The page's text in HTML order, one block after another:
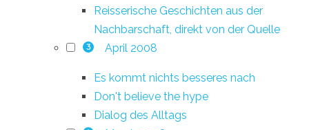
Reisserische Geschichten aus der
Nachbarschaft, direkt von der Quelle
3 April 2008
Es kommt nichts besseres nach
Don't believe the hype
Dialog des Alltags